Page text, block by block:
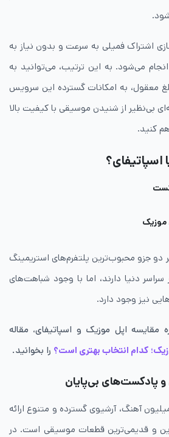
اشتراک فمیلی به سرعت و بدون نیاز به
می‌شود. به این ترتیب، می‌توانید به
معقول، به امکانات گسترده این سرویس
بی‌نظیر از شنیدن موسیقی با کیفیت بالا
کنید.
اسپاتیفای؟
دو جزو محبوب‌ترین پلتفرم‌های استریمینگ
سراسر دنیا دارند، اما با وجود شباهت‌های
نیز وجود دارد.
مقایسه اپل موزیک و اسپاتیفای، مقاله
کدام انتخاب بهتری است؟ را بخوانید.
پادکست‌های بی‌پایان
موزیک با بیش از ۹۰ میلیون آهنگ، آرشیوی گسترده و متنوع ارائه
و قدیمی‌ترین قطعات موسیقی است. در